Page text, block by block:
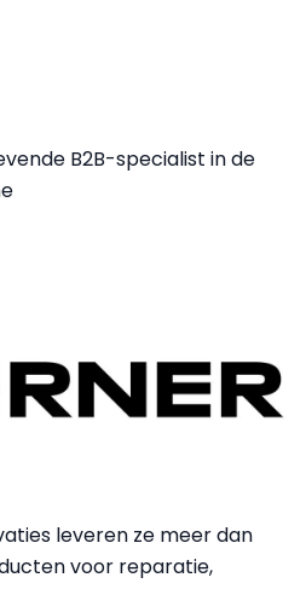
B2B-specialist in de
leveren ze meer dan
voor reparatie,